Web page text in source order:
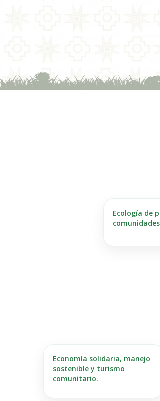
Ecología de
Economía solidaria, manejo
sostenible y turismo
comunitario.